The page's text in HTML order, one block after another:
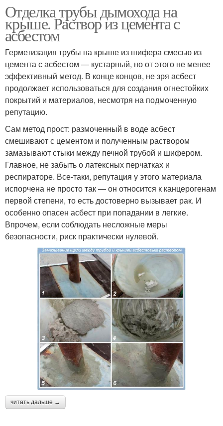
Отделка трубы дымохода на
крыше. Раствор из цемента с
асбестом
Герметизация трубы на крыше из шифера смесью из
цемента с асбестом — кустарный, но от этого не менее
эффективный метод. В конце концов, не зря асбест
продолжает использоваться для создания огнестойких
покрытий и материалов, несмотря на подмоченную
репутацию.
Сам метод прост: размоченный в воде асбест
смешивают с цементом и полученным раствором
замазывают стыки между печной трубой и шифером.
Главное, не забыть о латексных перчатках и
респираторе. Все-таки, репутация у этого материала
испорчена не просто так — он относится к канцерогенам
первой степени, то есть достоверно вызывает рак. И
особенно опасен асбест при попадании в легкие.
Впрочем, если соблюдать несложные меры
безопасности, риск практически нулевой.
читать дальше →